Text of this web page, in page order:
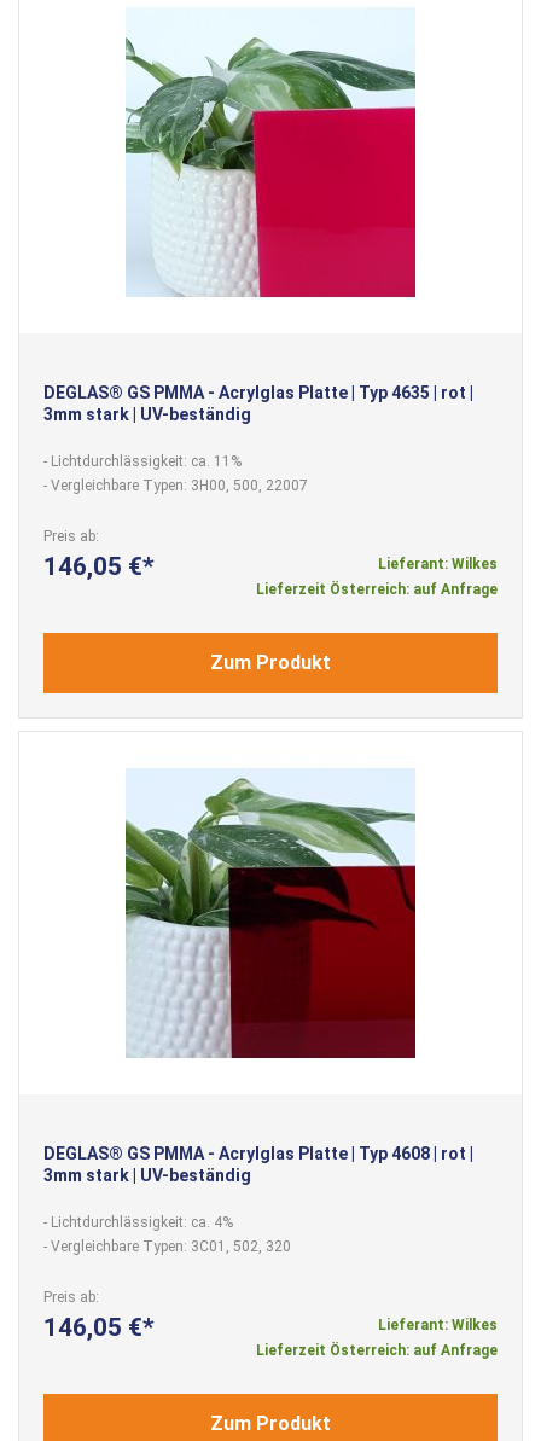
DEGLAS® GS PMMA - Acrylglas Platte | Typ 4635 | rot |
3mm stark | UV-beständig
- Lichtdurchlässigkeit: ca. 11%
- Vergleichbare Typen: 3H00, 500, 22007
Preis ab
146,05 €
Lieferant: Wilkes
Lieferzeit Österreich: auf Anfrage
Zum Produkt
DEGLAS® GS PMMA - Acrylglas Platte | Typ 4608 | rot |
3mm stark | UV-beständig
- Lichtdurchlässigkeit: ca. 4%
- Vergleichbare Typen: 3C01, 502, 320
Preis ab
146,05 €
Lieferant: Wilkes
Lieferzeit Österreich: auf Anfrage
Zum Produkt